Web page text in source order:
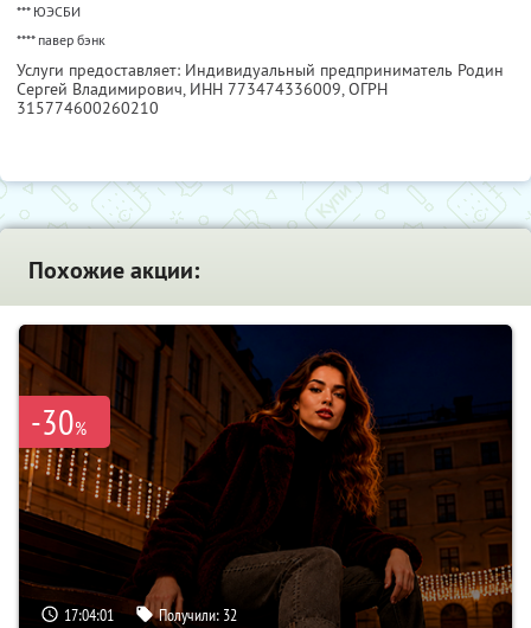
*** ЮЭСБИ
**** павер бэнк
Услуги предоставляет: Индивидуальный предприниматель Родин
Сергей Владимирович, ИНН 773474336009, ОГРН
315774600260210
Похожие акции:
-30%
17:04:00 Получили: 32